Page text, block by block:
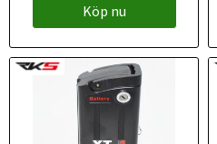
Köp nu